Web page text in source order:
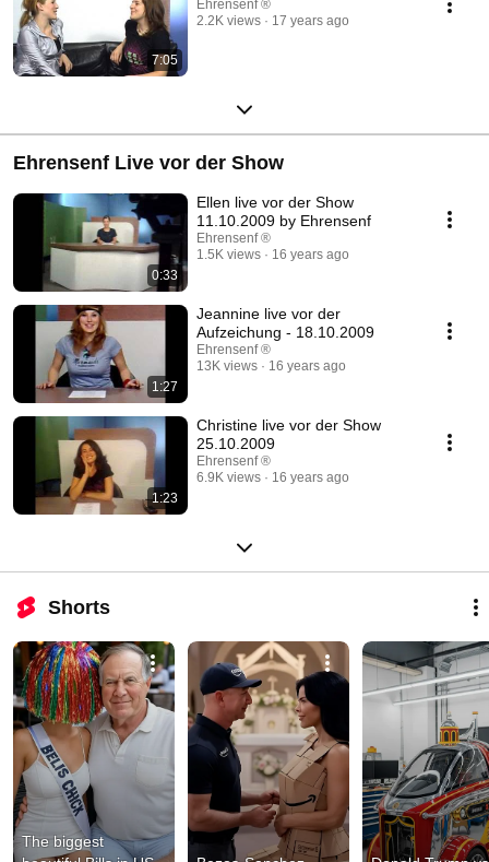
7:05
Ehrensenf ®
2.2K views
17 years ago
Ehrensenf Live vor der Show
0:33
Ellen live vor der Show
11.10.2009 by Ehrensenf
Ehrensenf ®
1.5K views
16 years ago
1:27
Jeannine live vor der
Aufzeichung - 18.10.2009
Ehrensenf ®
13K views
16 years ago
1:23
Christine live vor der Show
25.10.2009
Ehrensenf ®
6.9K views
16 years ago
Shorts
The biggest